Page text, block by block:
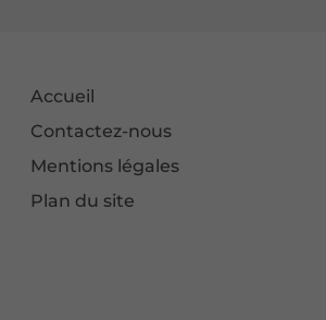
Accueil
Contactez-nous
Mentions légales
Plan du site